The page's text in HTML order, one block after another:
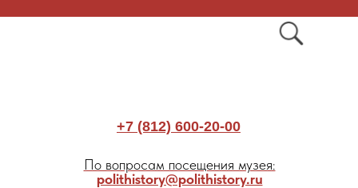
+7 (812) 600-20-00
По вопросам посещения музея:
polithistory@polithistory.ru